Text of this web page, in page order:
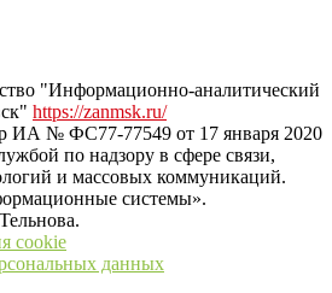
дня в Тульской области на сайте
"Информационно-аналитический
https://zanmsk.ru/
ИА № ФС77-77549 от 17 января 2020
по надзору в сфере связи,
и массовых коммуникаций.
системы».
cookie
данных